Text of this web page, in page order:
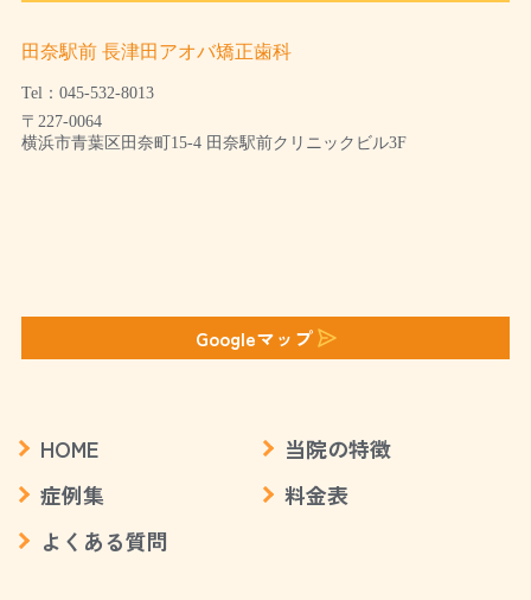
田奈駅前 長津田アオバ矯正歯科
Tel：045-532-8013
〒227-0064
横浜市青葉区田奈町15-4 田奈駅前クリニックビル3F
Googleマップ
HOME
当院の特徴
症例集
料金表
よくある質問